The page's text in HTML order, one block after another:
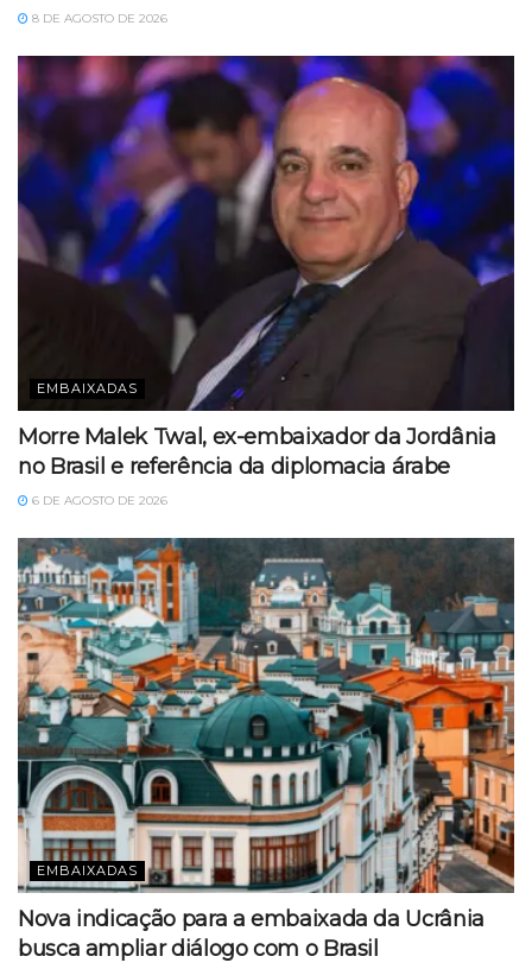
8 DE AGOSTO DE 2026
EMBAIXADAS
Morre Malek Twal, ex-embaixador da Jordânia
no Brasil e referência da diplomacia árabe
6 DE AGOSTO DE 2026
EMBAIXADAS
Nova indicação para a embaixada da Ucrânia
busca ampliar diálogo com o Brasil